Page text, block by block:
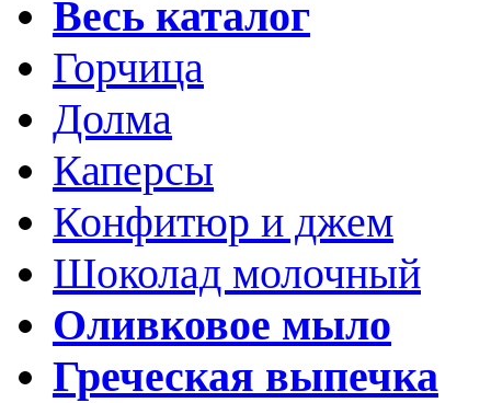
Весь каталог
Горчица
Долма
Каперсы
Конфитюр и джем
Шоколад молочный
Оливковое мыло
Греческая выпечка